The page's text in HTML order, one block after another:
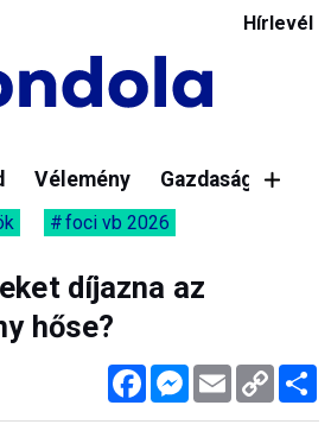
Hírlevél
Vélemény Gazdaság
foci vb 2026
díjazna az
hőse?
FacebookMessenger
Email Copy
Link